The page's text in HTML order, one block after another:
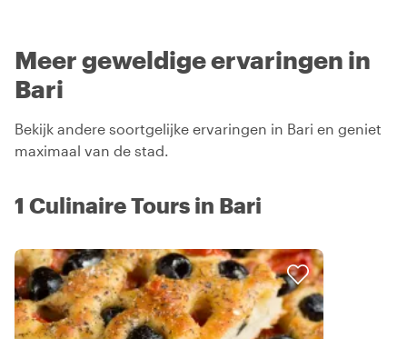
Meer geweldige ervaringen in
Bari
Bekijk andere soortgelijke ervaringen in Bari en geniet
maximaal van de stad.
1 Culinaire Tours in Bari